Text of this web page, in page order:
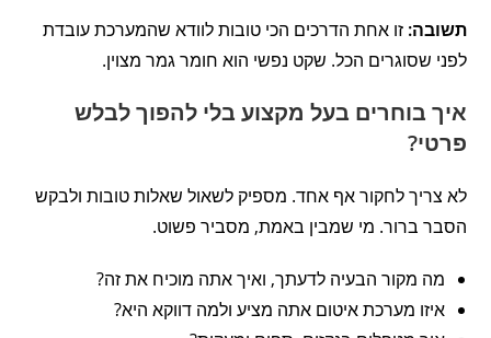
תשובה: זו אחת הדרכים הכי טובות לוודא שהמערכת עובדת
לפני שסוגרים הכל. שקט נפשי הוא חומר גמר מצוין.
איך בוחרים בעל מקצוע בלי להפוך לבלש
פרטי?
לא צריך לחקור אף אחד. מספיק לשאול שאלות טובות ולבקש
הסבר ברור. מי שמבין באמת, מסביר פשוט.
מה מקור הבעיה לדעתך, ואיך אתה מוכיח את זה?
איזו מערכת איטום אתה מציע ולמה דווקא היא?